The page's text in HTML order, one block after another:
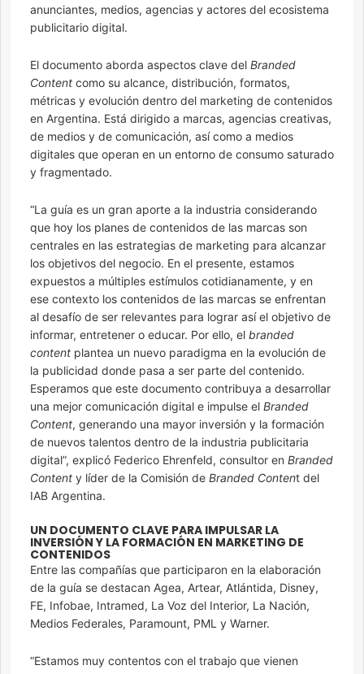
anunciantes, medios, agencias y actores del ecosistema
publicitario digital.
El documento aborda aspectos clave del Branded
Content como su alcance, distribución, formatos,
métricas y evolución dentro del marketing de contenidos
en Argentina. Está dirigido a marcas, agencias creativas,
de medios y de comunicación, así como a medios
digitales que operan en un entorno de consumo saturado
y fragmentado.
“La guía es un gran aporte a la industria considerando
que hoy los planes de contenidos de las marcas son
centrales en las estrategias de marketing para alcanzar
los objetivos del negocio. En el presente, estamos
expuestos a múltiples estímulos cotidianamente, y en
ese contexto los contenidos de las marcas se enfrentan
al desafío de ser relevantes para lograr así el objetivo de
informar, entretener o educar. Por ello, el branded
content plantea un nuevo paradigma en la evolución de
la publicidad donde pasa a ser parte del contenido.
Esperamos que este documento contribuya a desarrollar
una mejor comunicación digital e impulse el Branded
Content, generando una mayor inversión y la formación
de nuevos talentos dentro de la industria publicitaria
digital”, explicó Federico Ehrenfeld, consultor en Branded
Content y líder de la Comisión de Branded Content del
IAB Argentina.
UN DOCUMENTO CLAVE PARA IMPULSAR LA
INVERSIÓN Y LA FORMACIÓN EN MARKETING DE
CONTENIDOS
Entre las compañías que participaron en la elaboración
de la guía se destacan Agea, Artear, Atlántida, Disney,
FE, Infobae, Intramed, La Voz del Interior, La Nación,
Medios Federales, Paramount, PML y Warner.
“Estamos muy contentos con el trabajo que vienen